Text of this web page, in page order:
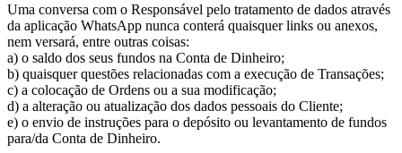
Uma conversa com o Responsável pelo tratamento de dados através
da aplicação WhatsApp nunca conterá quaisquer links ou anexos,
nem versará, entre outras coisas:
a) o saldo dos seus fundos na Conta de Dinheiro;
b) quaisquer questões relacionadas com a execução de Transações;
c) a colocação de Ordens ou a sua modificação;
d) a alteração ou atualização dos dados pessoais do Cliente;
e) o envio de instruções para o depósito ou levantamento de fundos
para/da Conta de Dinheiro.